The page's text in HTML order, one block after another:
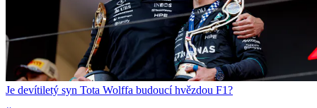
Je devítiletý syn Tota Wolffa budoucí hvězdou F1?